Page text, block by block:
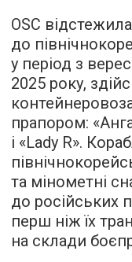
OSC
до
у період з
2025 року,
прапором:
і «Lady R».
та мінометні
до російських
перш ніж їх
на склади